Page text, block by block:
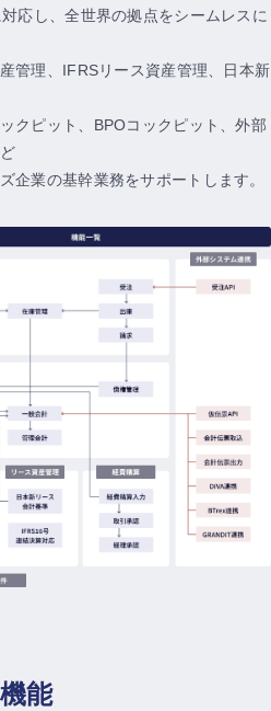
応し、全世界の拠点をシームレスに
管理、IFRSリース資産管理、日本新
クピット、BPOコックピット、外部
企業の基幹業務をサポートします。
機能